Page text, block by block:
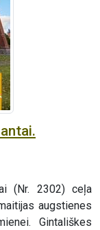
(Nr. 2302) ceļa
augstienes
Gintališkes